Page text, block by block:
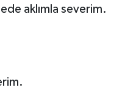
aklımla severim.